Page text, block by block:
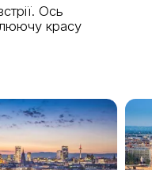
Ось
красу